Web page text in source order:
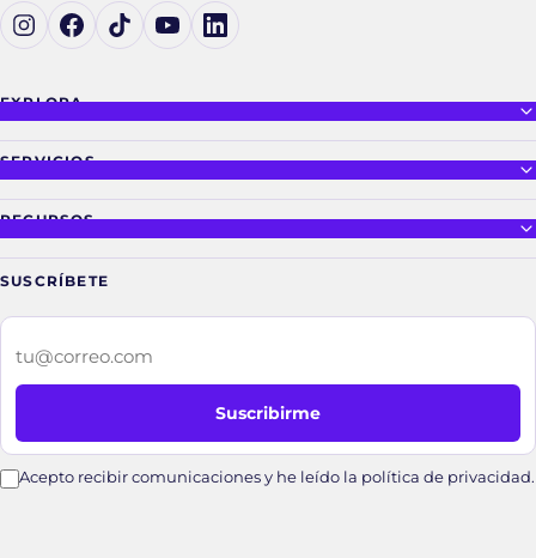
Ig (se abre en una pestaña nueva)
Fb (se abre en una pestaña nueva)
tK (se abre en una pestaña nueva)
yT (se abre en una pestaña nueva)
in (se abre en una pestaña nueva)
EXPLORA
SERVICIOS
RECURSOS
SUSCRÍBETE
Tu correo electrónico
Suscribirme
Acepto recibir comunicaciones y he leído la política de privacidad.